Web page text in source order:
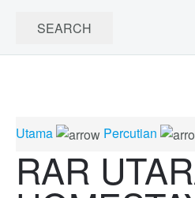
Utama Percutian
RAR